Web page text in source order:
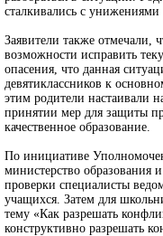
сталкивались с
Заявители также отмечали,
возможности исправить
опасения, что данная
девятиклассников к
этим родители настаивали
принятии мер для защиты
качественное образование.
По инициативе
министерство образования
проверки специалисты
учащихся. Затем для
тему «Как разрешать
конструктивно разрешать